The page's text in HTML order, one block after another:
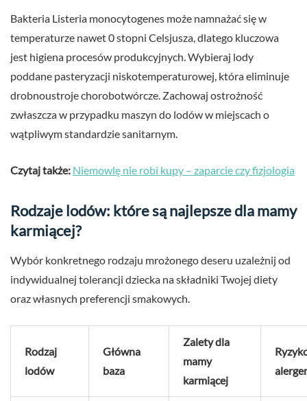
Bakteria Listeria monocytogenes może namnażać się w
temperaturze nawet 0 stopni Celsjusza, dlatego kluczowa
jest higiena procesów produkcyjnych. Wybieraj lody
poddane pasteryzacji niskotemperaturowej, która eliminuje
drobnoustroje chorobotwórcze. Zachowaj ostrożność
zwłaszcza w przypadku maszyn do lodów w miejscach o
wątpliwym standardzie sanitarnym.
Czytaj także: Niemowlę nie robi kupy – zaparcie czy fizjologia
Rodzaje lodów: które są najlepsze dla mamy
karmiącej?
Wybór konkretnego rodzaju mrożonego deseru uzależnij od
indywidualnej tolerancji dziecka na składniki Twojej diety
oraz własnych preferencji smakowych.
Rodzaj
lodów
Główna
baza
Zalety dla
mamy
karmiącej